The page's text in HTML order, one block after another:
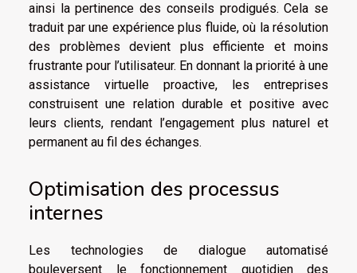
ainsi la pertinence des conseils prodigués. Cela se
traduit par une expérience plus fluide, où la résolution
des problèmes devient plus efficiente et moins
frustrante pour l’utilisateur. En donnant la priorité à une
assistance virtuelle proactive, les entreprises
construisent une relation durable et positive avec
leurs clients, rendant l’engagement plus naturel et
permanent au fil des échanges.
Optimisation des processus
internes
Les technologies de dialogue automatisé
bouleversent le fonctionnement quotidien des